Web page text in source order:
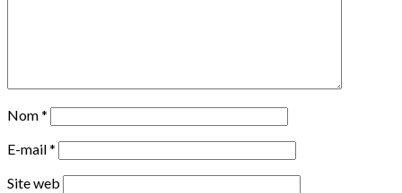
Nom*
E-mail*
Site web